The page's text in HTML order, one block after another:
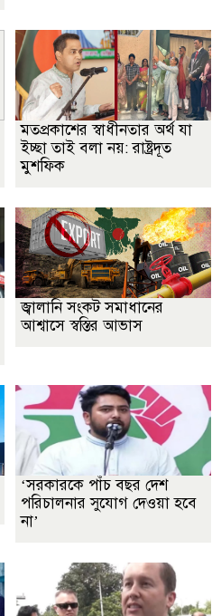
মতপ্রকাশের স্বাধীনতার অর্থ যা
ইচ্ছা তাই বলা নয়: রাষ্ট্রদূত
মুশফিক
জ্বালানি সংকট সমাধানের
আশ্বাসে স্বস্তির আভাস
‘সরকারকে পাঁচ বছর দেশ
পরিচালনার সুযোগ দেওয়া হবে
না’